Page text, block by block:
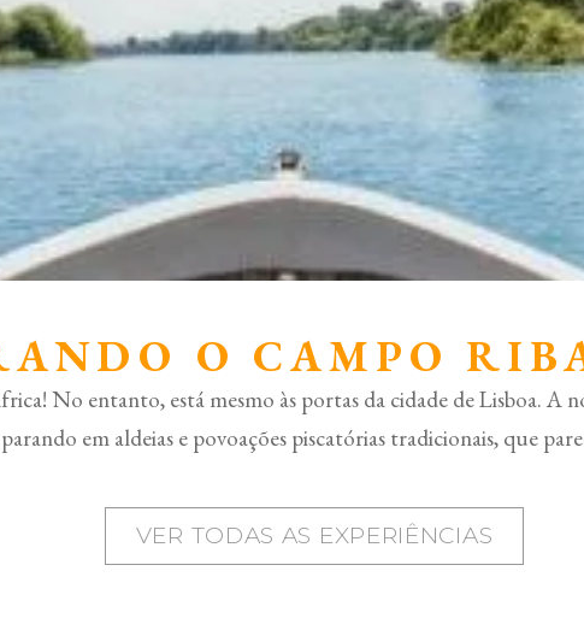
O CAMPO
No entanto, está mesmo às portas da cidade de Lisboa. A
em aldeias e povoações piscatórias tradicionais, que
VER TODAS AS EXPERIÊNCIAS